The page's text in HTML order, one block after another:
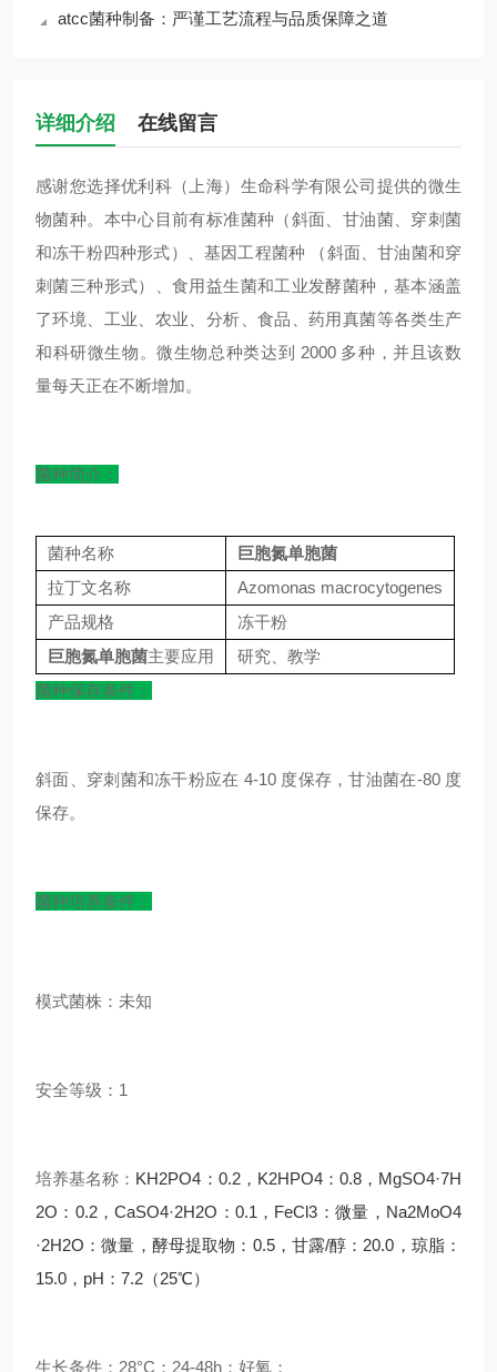
atcc菌种制备：严谨工艺流程与品质保障之道
详细介绍 在线留言
感谢您选择优利科（上海）生命科学有限公司提供的微生
物菌种。本中心目前有标准菌种（斜面、甘油菌、穿刺菌
和冻干粉四种形式）、基因工程菌种 （斜面、甘油菌和穿
刺菌三种形式）、食用益生菌和工业发酵菌种，基本涵盖
了环境、工业、农业、分析、食品、药用真菌等各类生产
和科研微生物。微生物总种类达到 2000 多种，并且该数
量每天正在不断增加。
菌种简介：
菌种名称
巨胞氮单胞菌
拉丁文名称
Azomonas macrocytogenes
产品规格
冻干粉
巨胞氮单胞菌主要应用
研究、教学
菌种保存条件：
斜面、穿刺菌和冻干粉应在 4-10 度保存，甘油菌在-80 度
保存。
菌种培养条件：
模式菌株：未知
安全等级：1
培养基名称： KH2PO4：0.2，K2HPO4：0.8，MgSO4·7H
2O：0.2，CaSO4·2H2O：0.1，FeCl3：微量，Na2MoO4
·2H2O：微量，酵母提取物：0.5，甘露/醇：20.0，琼脂：
15.0，pH：7.2（25℃）
生长条件：28°C；24-48h；好氧；